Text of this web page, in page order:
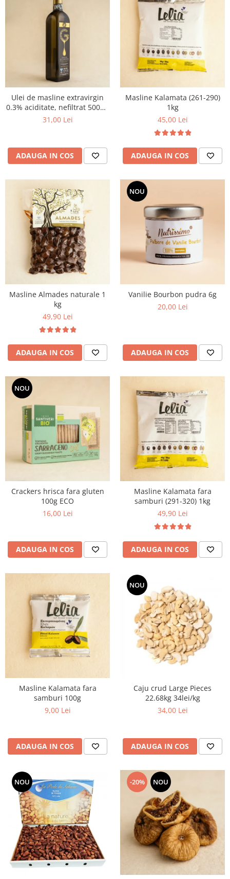
Ulei de masline extravirgin
0.3% aciditate, nefiltrat 500ml
- presat la rece
31,00 Lei
ADAUGA IN COS
Masline Kalamata (261-290)
1kg
45,00 Lei
ADAUGA IN COS
Masline Almades naturale 1
kg
49,90 Lei
ADAUGA IN COS
NOU
Vanilie Bourbon pudra 6g
20,00 Lei
ADAUGA IN COS
NOU
Crackers hrisca fara gluten
100g ECO
16,00 Lei
ADAUGA IN COS
Masline Kalamata fara
samburi (291-320) 1kg
49,90 Lei
ADAUGA IN COS
Masline Kalamata fara
samburi 100g
9,00 Lei
ADAUGA IN COS
NOU
Caju crud Large Pieces
22.68kg 34lei/kg
34,00 Lei
ADAUGA IN COS
NOU -20% NOU